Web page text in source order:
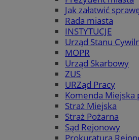
Jak załatwić
Rada miasta
INSTYTUCJE
Urząd Stanu
MOPR
Urząd Skarbowy
ZUS
URZąd Pracy
Komenda Miejska
Straż Miejska
Straż Pożarna
Sąd Rejonowy